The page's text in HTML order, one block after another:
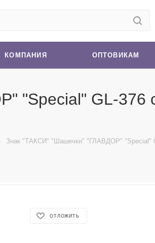
КОМПАНИЯ ОПТОВИКАМ
GL-376
Знак "ТАКСИ" "Шашечки" "ГЛАВДОР" "Special"
ОТЛОЖИТЬ